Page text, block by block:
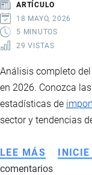
MARCAS
ARTÍCULO
18 MAYO, 2026
5 MINUTOS
29 VISTAS
Análisis completo
en 2026. Conozca
estadísticas de
sector y tendencias
LEE MÁS SOBRE
AUTOS
INICIE
comentarios